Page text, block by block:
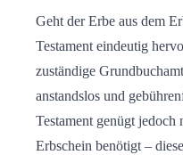
Geht der Erbe aus dem
Testament eindeutig
zuständige
anstandslos und
Testament genügt
Erbschein benötigt –